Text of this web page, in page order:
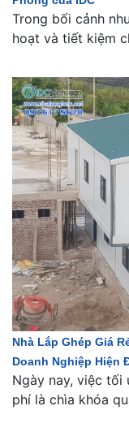
Trong bối cảnh
hoạt và tiết kiệm
Nhà Lắp Ghép Giá
Doanh Nghiệp Hiện
Ngày nay, việc tối
phí là chìa khóa